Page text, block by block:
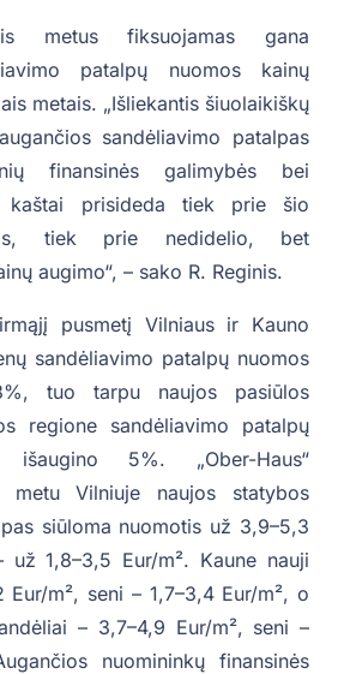
metus fiksuojamas gana
patalpų nuomos kainų
metais. „Išliekantis šiuolaikiškų
sandėliavimo patalpas
finansinės galimybės bei
kaštai prisideda tiek prie šio
tiek prie nedidelio, bet
augimo“, – sako R. Reginis.
pusmetį Vilniaus ir Kauno
sandėliavimo patalpų nuomos
tuo tarpu naujos pasiūlos
regione sandėliavimo patalpų
5%. „Ober-Haus“
metu Vilniuje naujos statybos
siūloma nuomotis už 3,9–5,3
už 1,8–3,5 Eur/m². Kaune nauji
Eur/m², seni – 1,7–3,4 Eur/m², o
– 3,7–4,9 Eur/m², seni –
nuomininkų finansinės